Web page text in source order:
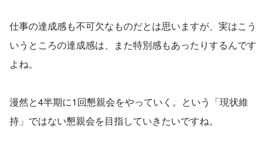
仕事の達成感も不可欠なものだとは思いますが、実はこう
いうところの達成感は、また特別感もあったりするんです
よね。
漫然と4半期に1回懇親会をやっていく。という「現状維
持」ではない懇親会を目指していきたいですね。